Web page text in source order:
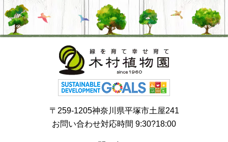
〒259-1205神奈川県平塚市土屋241
お問い合わせ対応時間 9:30?18:00